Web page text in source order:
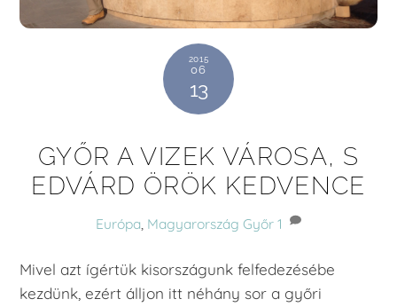
2015
06
13
GYŐR A VIZEK VÁROSA, S
EDVÁRD ÖRÖK KEDVENCE
Európa Magyarország Győr 1
Mivel azt ígértük kisországunk felfedezésébe
kezdünk, ezért álljon itt néhány sor a győri